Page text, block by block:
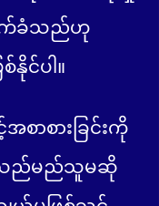
ခံသည်ဟု
နိုင်ပါ။
အစာစားခြင်းကို
းသည်မည်သူမဆို